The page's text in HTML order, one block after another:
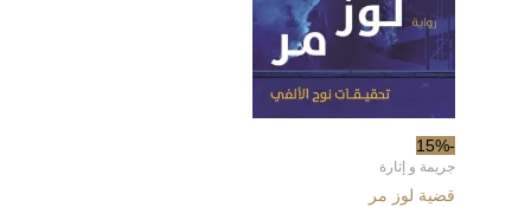
-15%
جريمة و إثارة
قضية لوز مر